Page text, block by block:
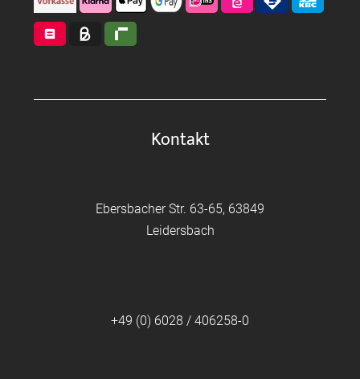
Kontakt
Ebersbacher Str. 63-65, 63849
Leidersbach
+49 (0) 6028 / 406258-0